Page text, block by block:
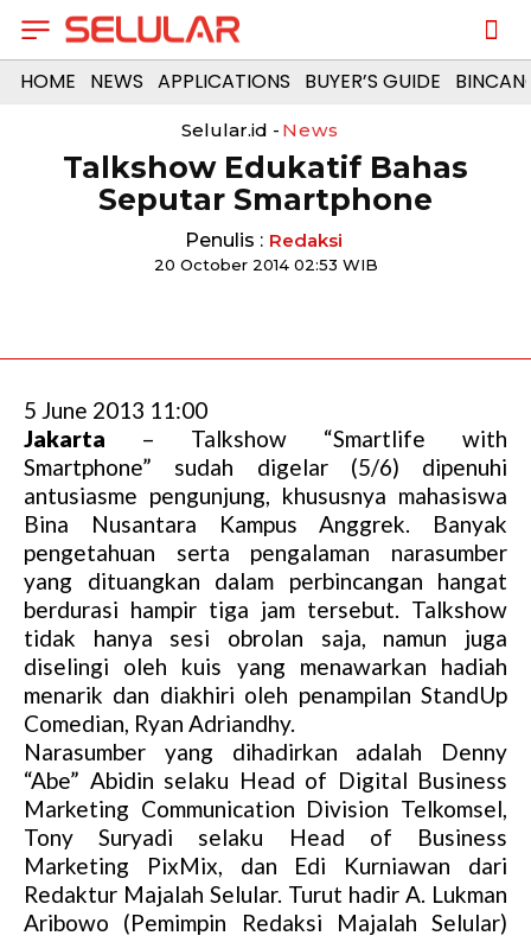
HOME NEWS APPLICATIONS BUYER’S GUIDE
Selular.id - News
Talkshow Edukatif Bahas
Seputar Smartphone
Penulis : Redaksi
20 October 2014 02:53 WIB
5 June 2013 11:00
Jakarta – Talkshow “Smartlife with
Smartphone” sudah digelar (5/6) dipenuhi
antusiasme pengunjung, khususnya mahasiswa
Bina Nusantara Kampus Anggrek. Banyak
pengetahuan serta pengalaman narasumber
yang dituangkan dalam perbincangan hangat
berdurasi hampir tiga jam tersebut. Talkshow
tidak hanya sesi obrolan saja, namun juga
diselingi oleh kuis yang menawarkan hadiah
menarik dan diakhiri oleh penampilan StandUp
Comedian, Ryan Adriandhy.
Narasumber yang dihadirkan adalah Denny
“Abe” Abidin selaku Head of Digital Business
Marketing Communication Division Telkomsel,
Tony Suryadi selaku Head of Business
Marketing PixMix, dan Edi Kurniawan dari
Redaktur Majalah Selular. Turut hadir A. Lukman
Aribowo (Pemimpin Redaksi Majalah Selular)